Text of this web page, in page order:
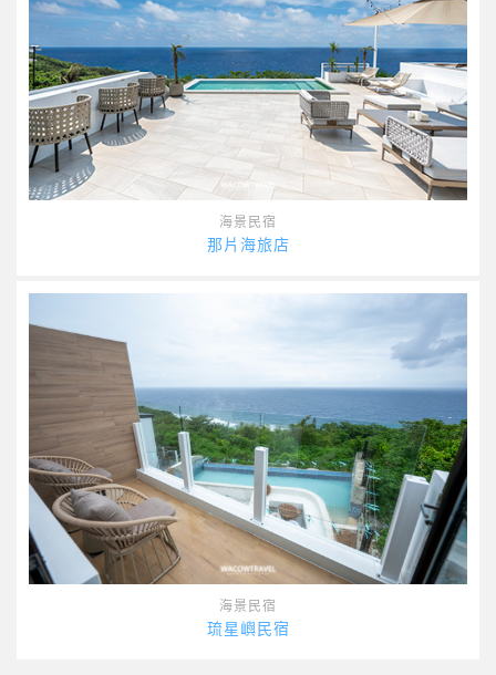
海景民宿
那片海旅店
海景民宿
琉星嶼民宿